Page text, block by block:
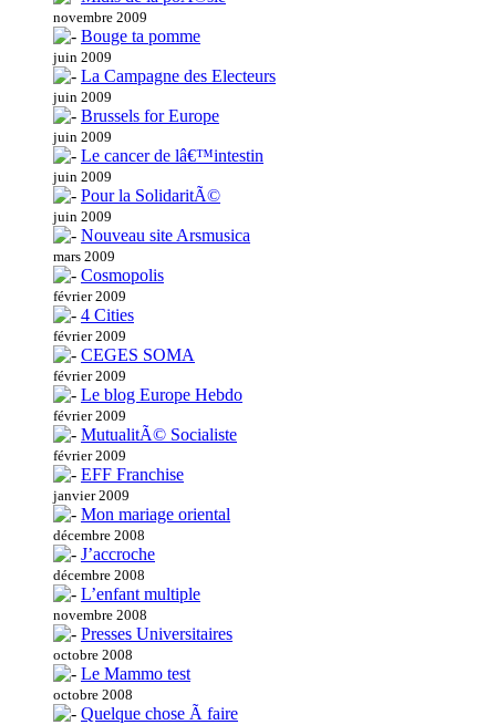
novembre 2009
Bouge ta pomme
juin 2009
La Campagne des Electeurs
juin 2009
Brussels for Europe
juin 2009
Le cancer de lâ€™intestin
juin 2009
Pour la SolidaritÃ©
juin 2009
Nouveau site Arsmusica
mars 2009
Cosmopolis
février 2009
4 Cities
février 2009
CEGES SOMA
février 2009
Le blog Europe Hebdo
février 2009
MutualitÃ© Socialiste
février 2009
EFF Franchise
janvier 2009
Mon mariage oriental
décembre 2008
J’accroche
décembre 2008
L’enfant multiple
novembre 2008
Presses Universitaires
octobre 2008
Le Mammo test
octobre 2008
Quelque chose Ã faire